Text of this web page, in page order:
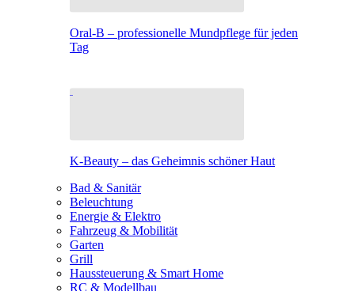
Oral-B – professionelle Mundpflege für jeden
Tag
K-Beauty – das Geheimnis schöner Haut
Bad & Sanitär
Beleuchtung
Energie & Elektro
Fahrzeug & Mobilität
Garten
Grill
Haussteuerung & Smart Home
RC & Modellbau